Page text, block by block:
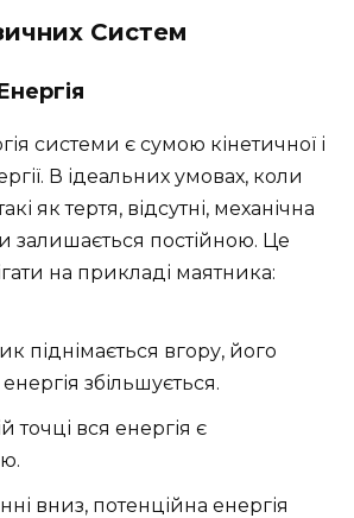
Систем
системи є сумою кінетичної і
В ідеальних умовах, коли
як тертя, відсутні, механічна
залишається постійною. Це
на прикладі маятника:
піднімається вгору, його
збільшується.
точці вся енергія є
вниз, потенційна енергія